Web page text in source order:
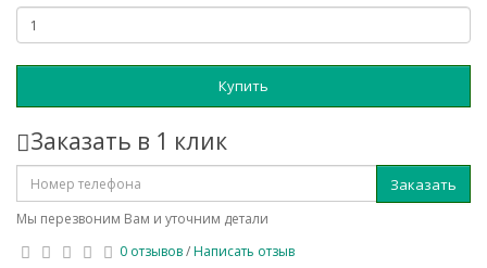
Купить
Заказать в 1 клик
Заказать
Мы перезвоним Вам и уточним детали
0 отзывов/Написать отзыв